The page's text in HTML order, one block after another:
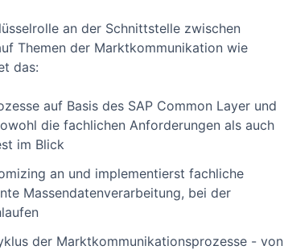
an der Schnittstelle zwischen
Themen der Marktkommunikation wie
das:
auf Basis des SAP Common Layer und
die fachlichen Anforderungen als auch
im Blick
an und implementierst fachliche
Massendatenverarbeitung, bei der
der Marktkommunikationsprozesse - von